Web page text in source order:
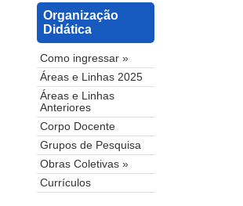
Organização
Didática
Como ingressar »
Áreas e Linhas 2025
Áreas e Linhas
Anteriores
Corpo Docente
Grupos de Pesquisa
Obras Coletivas »
Currículos